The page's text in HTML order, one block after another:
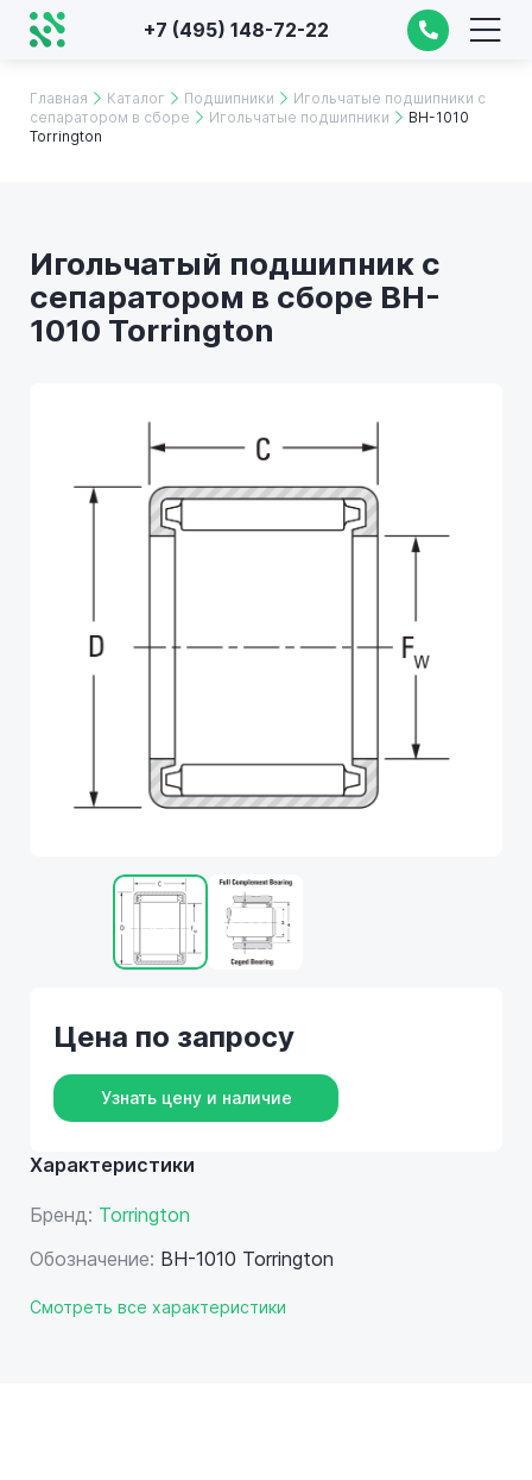
+7 (495) 148-72-22
Главная Каталог Подшипники
Игольчатые подшипники с
сепаратором в сборе
Игольчатые подшипники
BH-1010
Torrington
Игольчатый подшипник с
сепаратором в сборе BH-
1010 Torrington
Характеристики
Бренд: Torrington
Обозначение: BH-1010 Torrington
Смотреть все характеристики
Цена по запросу
Узнать цену и наличие